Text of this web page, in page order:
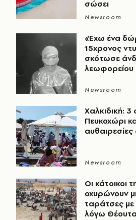
σώσει
Newsroom
«Έχω ένα
15χρονος
σκότωσε
λεωφορείου
Newsroom
Χαλκιδική: 3
Πευκοχώρι
αυθαιρεσίες
Newsroom
Οι κάτοικοι
οχυρώνουν
ταράτσες
λόγω